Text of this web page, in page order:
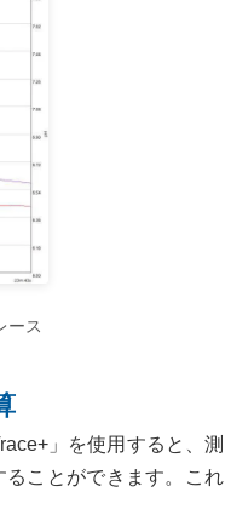
ース
」を使用すると、測
ことができます。これ